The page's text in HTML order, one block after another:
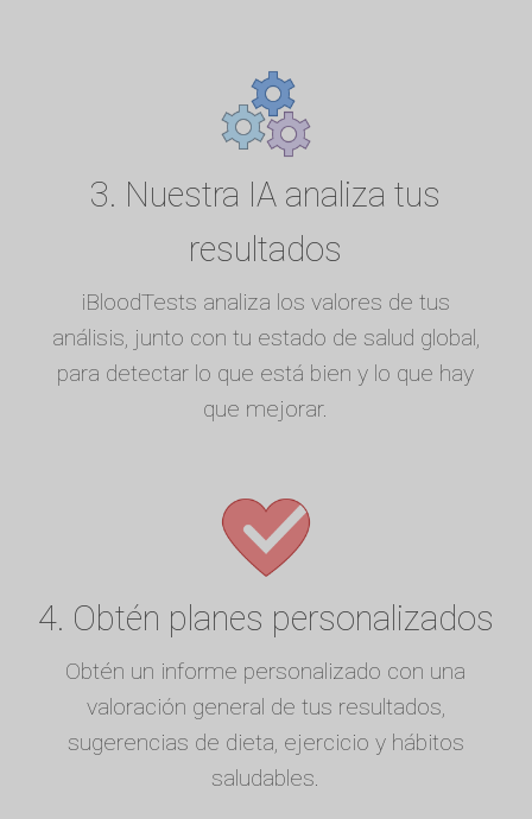
3. Nuestra IA analiza tus
resultados
iBloodTests analiza los valores de tus
análisis, junto con tu estado de salud global,
para detectar lo que está bien y lo que hay
que mejorar.
4. Obtén planes personalizados
Obtén un informe personalizado con una
valoración general de tus resultados,
sugerencias de dieta, ejercicio y hábitos
saludables.